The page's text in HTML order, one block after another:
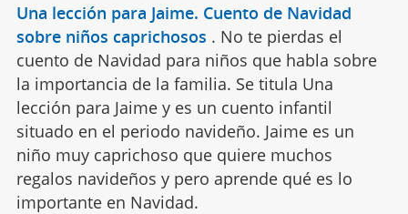
Una lección para Jaime. Cuento de Navidad
sobre niños caprichosos . No te pierdas el
cuento de Navidad para niños que habla sobre
la importancia de la familia. Se titula Una
lección para Jaime y es un cuento infantil
situado en el periodo navideño. Jaime es un
niño muy caprichoso que quiere muchos
regalos navideños y pero aprende qué es lo
importante en Navidad.